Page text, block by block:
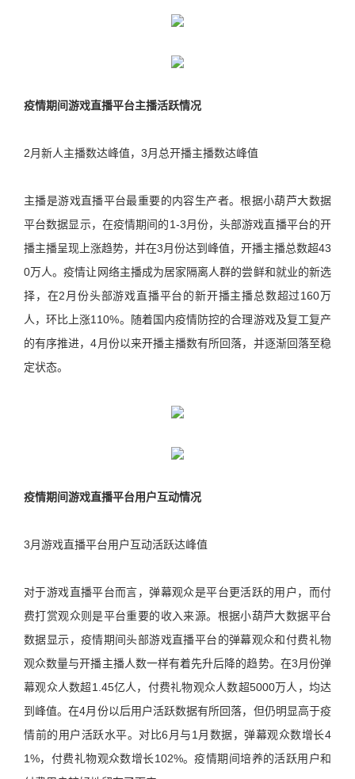
疫情期间游戏直播平台主播活跃情况
2月新人主播数达峰值，3月总开播主播数达峰值
主播是游戏直播平台最重要的内容生产者。根据小葫芦大数据
平台数据显示，在疫情期间的1-3月份，头部游戏直播平台的开
播主播呈现上涨趋势，并在3月份达到峰值，开播主播总数超43
0万人。疫情让网络主播成为居家隔离人群的尝鲜和就业的新选
择，在2月份头部游戏直播平台的新开播主播总数超过160万
人，环比上涨110%。随着国内疫情防控的合理游戏及复工复产
的有序推进，4月份以来开播主播数有所回落，并逐渐回落至稳
定状态。
疫情期间游戏直播平台用户互动情况
3月游戏直播平台用户互动活跃达峰值
对于游戏直播平台而言，弹幕观众是平台更活跃的用户，而付
费打赏观众则是平台重要的收入来源。根据小葫芦大数据平台
数据显示，疫情期间头部游戏直播平台的弹幕观众和付费礼物
观众数量与开播主播人数一样有着先升后降的趋势。在3月份弹
幕观众人数超1.45亿人，付费礼物观众人数超5000万人，均达
到峰值。在4月份以后用户活跃数据有所回落，但仍明显高于疫
情前的用户活跃水平。对比6月与1月数据，弹幕观众数增长4
1%，付费礼物观众数增长102%。疫情期间培养的活跃用户和